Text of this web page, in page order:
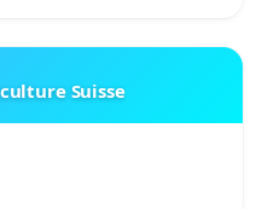
Suisse